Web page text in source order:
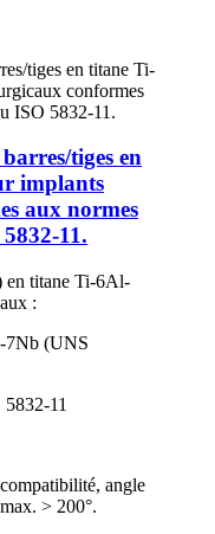
tiges en
implants
aux normes
11.
en titane Ti-6Al-
:
7Nb (UNS
11
angle
> 200°.